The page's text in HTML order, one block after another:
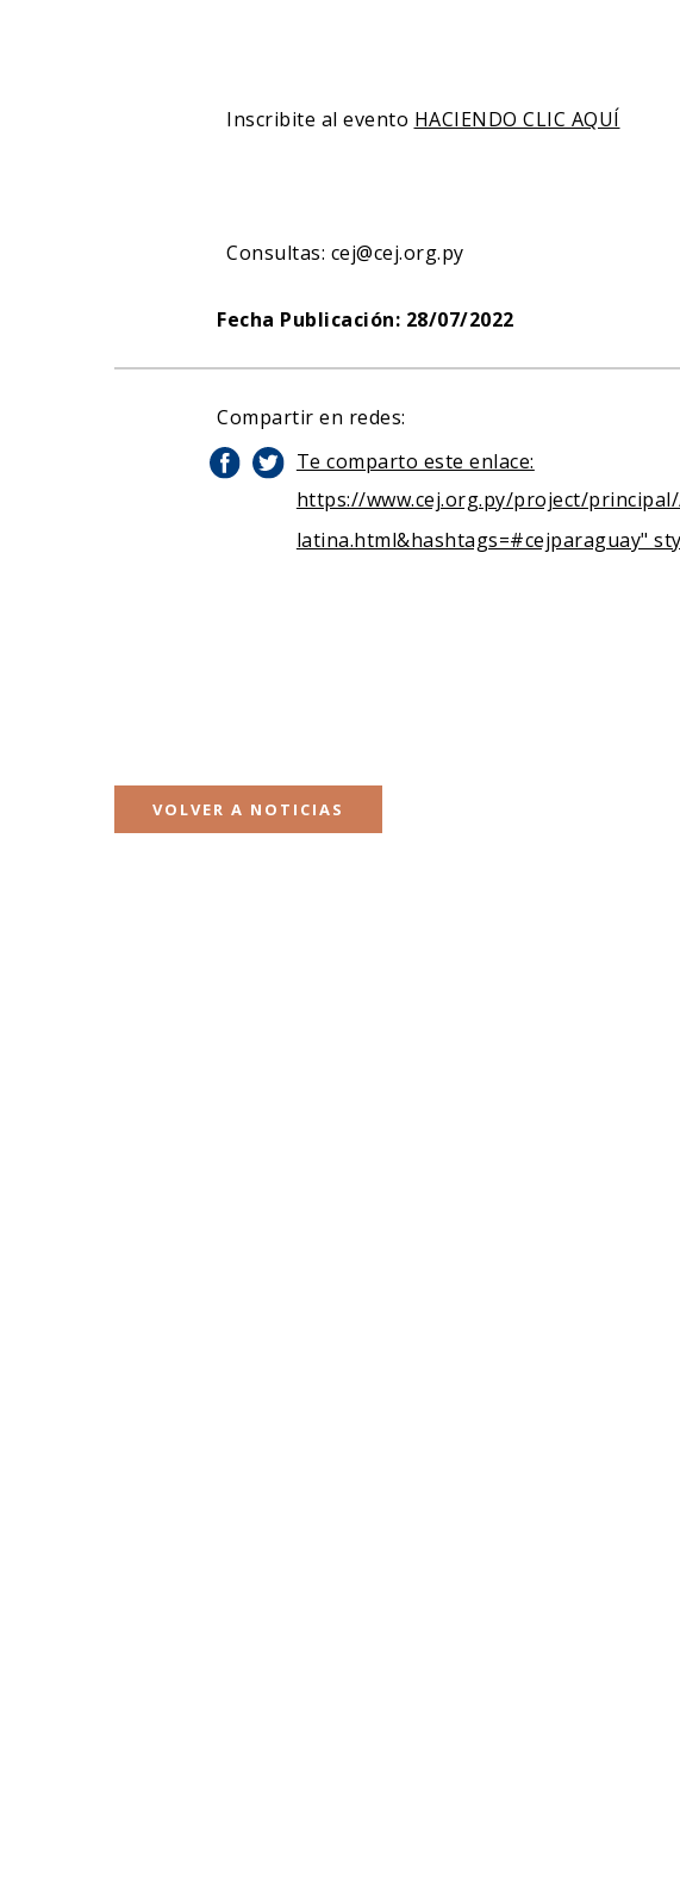
Inscribite al evento HACIENDO CLIC AQUÍ
Consultas: cej@cej.org.py
Fecha Publicación: 28/07/2022
Compartir en redes:
Te comparto este enlace:
https://www.cej.org.py/project/
latina.html&hashtags=#cejparaguay"
VOLVER A NOTICIAS